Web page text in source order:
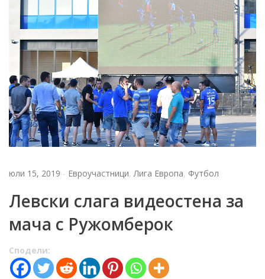
юли 15, 2019 - Евроучастници,Лига Европа, Футбол
Левски слага видеостена за
мача с Ружомберок
Сподели: